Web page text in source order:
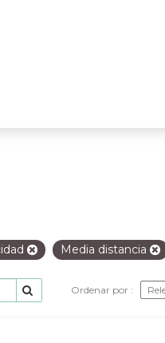
Media distancia
Ordenar por